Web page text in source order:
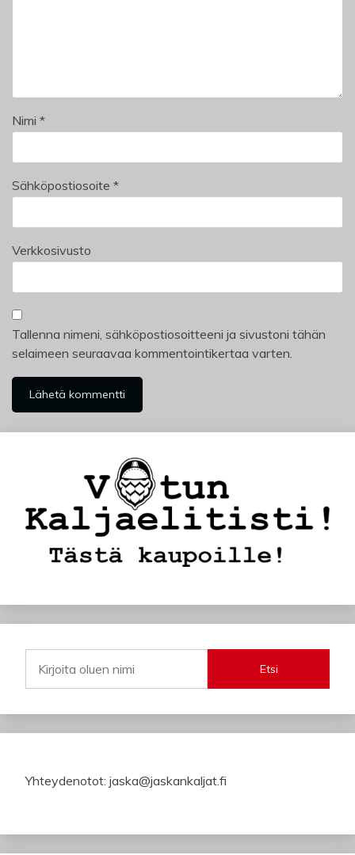
Nimi *
Sähköpostiosoite *
Verkkosivusto
Tallenna nimeni, sähköpostiosoitteeni ja sivustoni tähän
selaimeen seuraavaa kommentointikertaa varten.
Etsi
Yhteydenotot: jaska@jaskankaljat.fi